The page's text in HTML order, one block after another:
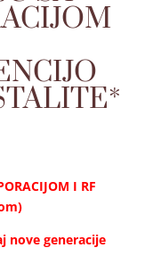
I RF
nove generacije